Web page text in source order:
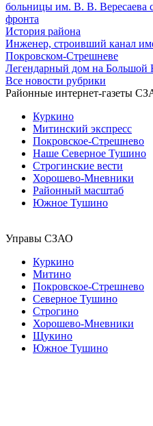
больницы им. В. В. Вересаева
фронта
История района
Инженер, строивший канал
Покровском-Стрешневе
Легендарный дом на Большой
Все новости рубрики
Районные интернет-газеты
Куркино
Митинский экспресс
Покровское-Стрешнево
Наше Северное Тушино
Строгинские вести
Хорошево-Мневники
Районный масштаб
Южное Тушино
Управы СЗАО
Куркино
Митино
Покровское-Стрешнево
Северное Тушино
Строгино
Хорошево-Мневники
Щукино
Южное Тушино